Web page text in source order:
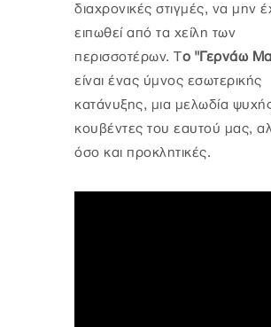
διαχρονικές στιγμές, να μην
ειπωθεί από τα χείλη των
περισσοτέρων. Το "Γερνάω
είναι ένας ύμνος εσωτερικής
κατάνυξης, μια μελωδία
κουβέντες του εαυτού μας,
όσο και προκλητικές.